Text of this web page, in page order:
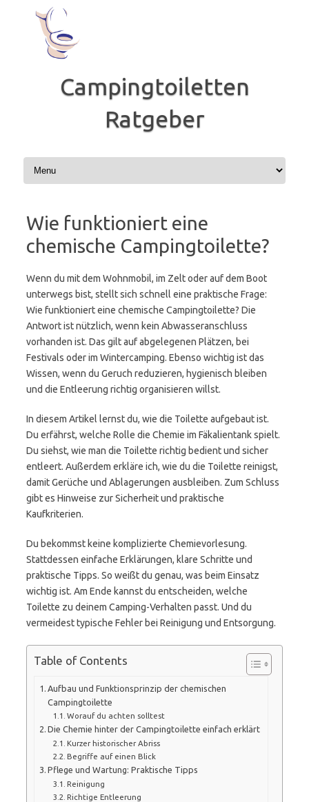
Inhalt
springen
Campingtoiletten
Ratgeber
Wie funktioniert eine
chemische Campingtoilette?
Wenn du mit dem Wohnmobil, im Zelt oder auf dem Boot
unterwegs bist, stellt sich schnell eine praktische Frage:
Wie funktioniert eine chemische Campingtoilette? Die
Antwort ist nützlich, wenn kein Abwasseranschluss
vorhanden ist. Das gilt auf abgelegenen Plätzen, bei
Festivals oder im Wintercamping. Ebenso wichtig ist das
Wissen, wenn du Geruch reduzieren, hygienisch bleiben
und die Entleerung richtig organisieren willst.
In diesem Artikel lernst du, wie die Toilette aufgebaut ist.
Du erfährst, welche Rolle die Chemie im Fäkalientank spielt.
Du siehst, wie man die Toilette richtig bedient und sicher
entleert. Außerdem erkläre ich, wie du die Toilette reinigst,
damit Gerüche und Ablagerungen ausbleiben. Zum Schluss
gibt es Hinweise zur Sicherheit und praktische
Kaufkriterien.
Du bekommst keine komplizierte Chemievorlesung.
Stattdessen einfache Erklärungen, klare Schritte und
praktische Tipps. So weißt du genau, was beim Einsatz
wichtig ist. Am Ende kannst du entscheiden, welche
Toilette zu deinem Camping-Verhalten passt. Und du
vermeidest typische Fehler bei Reinigung und Entsorgung.
Table of Contents
Aufbau und Funktionsprinzip der chemischen
Campingtoilette
Worauf du achten solltest
Die Chemie hinter der Campingtoilette einfach erklärt
Kurzer historischer Abriss
Begriffe auf einen Blick
Pflege und Wartung: Praktische Tipps
Reinigung
Richtige Entleerung